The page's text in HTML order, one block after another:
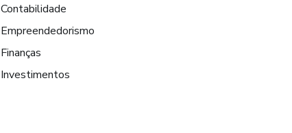
Contabilidade
Empreendedorismo
Finanças
Investimentos